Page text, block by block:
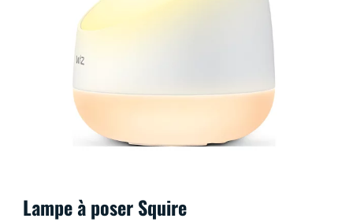
Lampe à poser Squire